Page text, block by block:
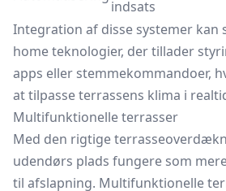
indsats
Integration af disse systemer kan
home teknologier, der tillader
apps eller stemmekommandoer,
at tilpasse terrassens klima i
Multifunktionelle terrasser
Med den rigtige
udendørs plads fungere som
til afslapning. Multifunktionelle